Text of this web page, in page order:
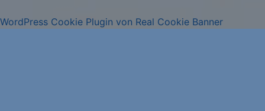
WordPress Cookie Plugin von Real Cookie Banner